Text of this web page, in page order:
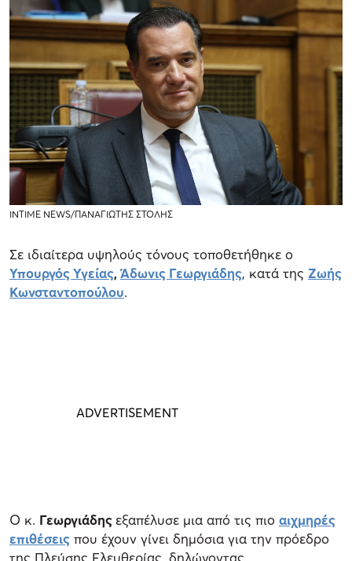
INTIME NEWS/ΠΑΝΑΓΙΩΤΗΣ ΣΤΟΛΗΣ
Σε ιδιαίτερα υψηλούς τόνους τοποθετήθηκε ο
Υπουργός Υγείας,Άδωνις Γεωργιάδης, κατά της Ζωής
Κωνσταντοπούλου.
Ο κ. Γεωργιάδης εξαπέλυσε μια από τις πιο αιχμηρές
επιθέσεις που έχουν γίνει δημόσια για την πρόεδρο